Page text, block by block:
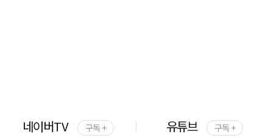
네이버TV 구독 + 유튜브 구독 +